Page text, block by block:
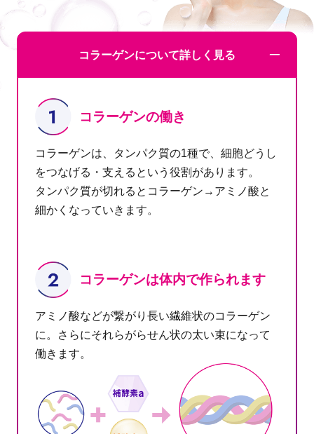
コラーゲンについて詳しく見る
コラーゲンの働き
コラーゲンは、タンパク質の1種で、細胞どうし
をつなげる・支えるという役割があります。
タンパク質が切れるとコラーゲン→アミノ酸と
細かくなっていきます。
コラーゲンは体内で作られます
アミノ酸などが繋がり長い繊維状のコラーゲン
に。さらにそれらがらせん状の太い束になって
働きます。